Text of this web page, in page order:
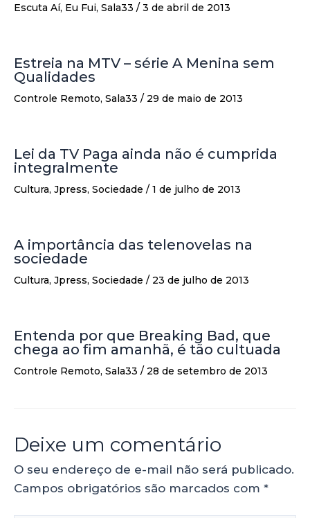
Escuta Aí, Eu Fui, Sala33 / 3 de abril de 2013
Estreia na MTV – série A Menina sem
Qualidades
Controle Remoto, Sala33 / 29 de maio de 2013
Lei da TV Paga ainda não é cumprida
integralmente
Cultura, Jpress, Sociedade / 1 de julho de 2013
A importância das telenovelas na
sociedade
Cultura, Jpress, Sociedade / 23 de julho de 2013
Entenda por que Breaking Bad, que
chega ao fim amanhã, é tão cultuada
Controle Remoto, Sala33 / 28 de setembro de 2013
Deixe um comentário
O seu endereço de e-mail não será publicado.
Campos obrigatórios são marcados com *